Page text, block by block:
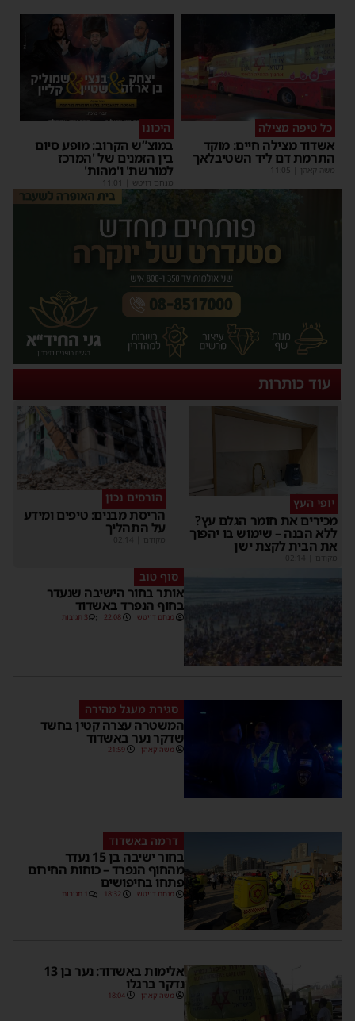
כל טיפה מצילה
אשדוד מצילה חיים: מוקד
התרמת דם ליד השטיבלאך
משה קאהן 11:05
היכונו
במוצ”ש הקרוב: מופע סיום
בין הזמנים של 'המרכז
למורשת' ו'מהות'
מנחם דויטש 11:01
עוד כותרות
יופי העץ
מכירים את חומר הגלם עץ?
ללא הבנה – שימוש בו יהפוך
את הבית לקצת ישן
מקודם
הורסים נכון
הריסת מבנים: טיפים ומידע
על התהליך
מקודם
סוף טוב
אותר בחור הישיבה שנעדר
בחוף הנפרד באשדוד
מנחם דויטש 22:08 3 תגובות
סגירת מעגל מהירה
המשטרה עצרה קטין בחשד
שדקר נער באשדוד
משה קאהן 21:59
דרמה באשדוד
בחור ישיבה בן 15 נעדר
מהחוף הנפרד – כוחות החירום
פתחו בחיפושים
מנחם דויטש 18:32 1 תגובות
אלימות באשדוד: נער בן 13
נדקר ברגלו
משה קאהן 18:04